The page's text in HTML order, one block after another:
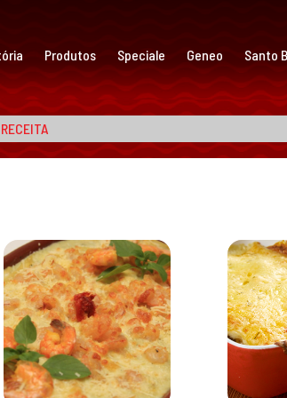
Produtos Speciale Geneo Santo